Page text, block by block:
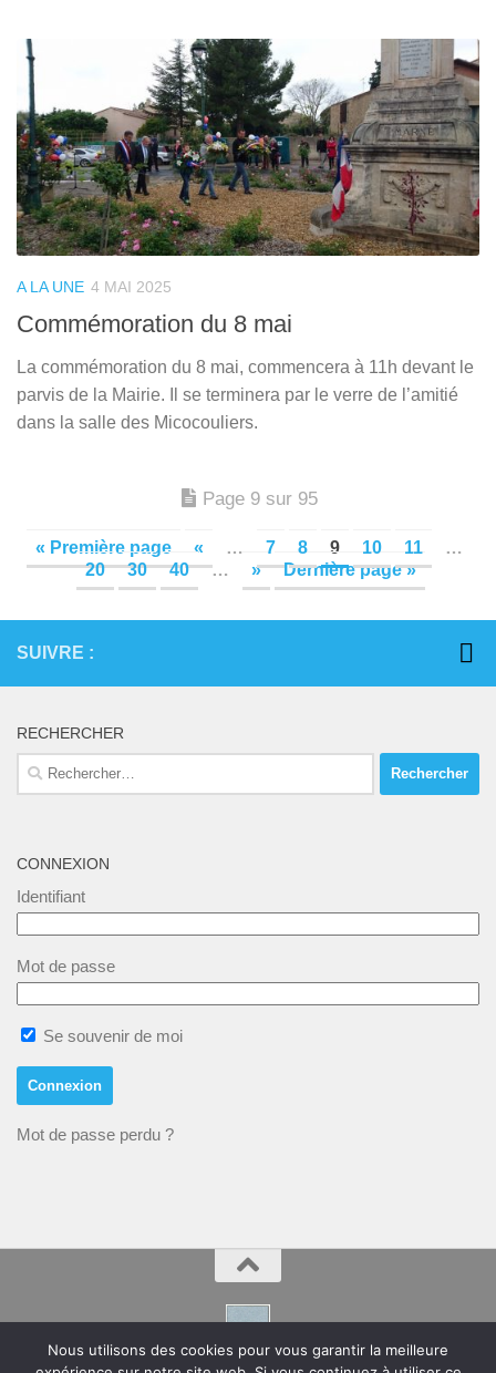
A LA UNE 4 MAI 2025
Commémoration du 8 mai
La commémoration du 8 mai, commencera à 11h devant le
parvis de la Mairie. Il se terminera par le verre de l’amitié
dans la salle des Micocouliers.
Page 9 sur 95
« Première page « … 7 8 9 10 11
…
20
30 40 … » Dernière page »
SUIVRE :
RECHERCHER
Rechercher :
CONNEXION
Identifiant
Mot de passe
Se souvenir de moi
Mot de passe perdu ?
Nous utilisons des cookies pour vous garantir la meilleure